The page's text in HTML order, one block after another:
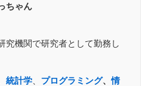
ちゃん
究機関で研究者として勤務し
統計学 プログラミング、情